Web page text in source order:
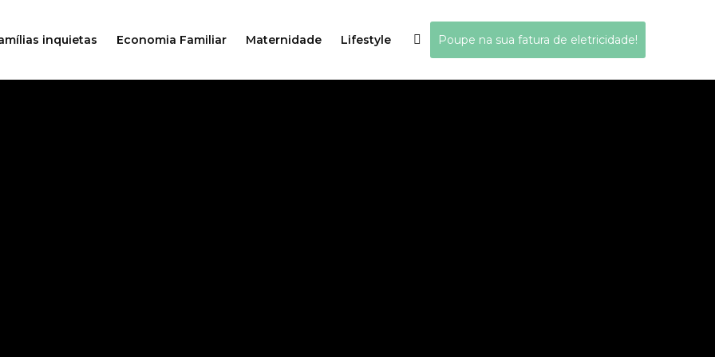
inquietas Economia Familiar Maternidade Lifestyle Poupe na sua fatura de eletricidade!